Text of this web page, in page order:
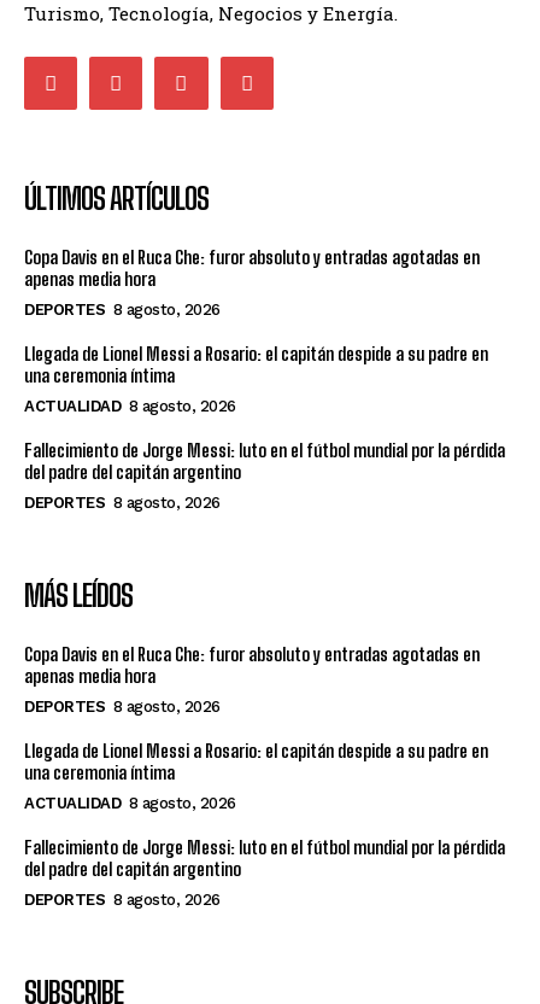
Turismo, Tecnología, Negocios y Energía.
ÚLTIMOS ARTÍCULOS
Copa Davis en el Ruca Che: furor absoluto y entradas agotadas en
apenas media hora
DEPORTES 8 agosto, 2026
Llegada de Lionel Messi a Rosario: el capitán despide a su padre en
una ceremonia íntima
ACTUALIDAD 8 agosto, 2026
Fallecimiento de Jorge Messi: luto en el fútbol mundial por la pérdida
del padre del capitán argentino
DEPORTES 8 agosto, 2026
MÁS LEÍDOS
Copa Davis en el Ruca Che: furor absoluto y entradas agotadas en
apenas media hora
DEPORTES 8 agosto, 2026
Llegada de Lionel Messi a Rosario: el capitán despide a su padre en
una ceremonia íntima
ACTUALIDAD 8 agosto, 2026
Fallecimiento de Jorge Messi: luto en el fútbol mundial por la pérdida
del padre del capitán argentino
DEPORTES 8 agosto, 2026
SUBSCRIBE